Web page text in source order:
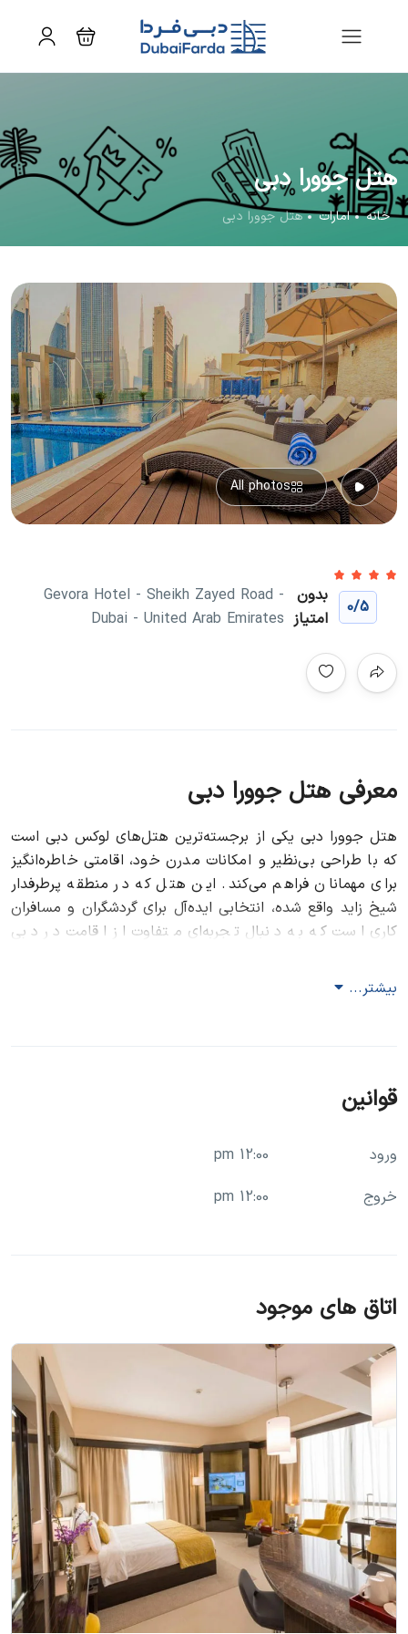
هتل جوورا دبی
خانه امارات هتل جوورا دبی
All photos
0/5
بدون
امتیاز
Gevora Hotel - Sheikh Zayed Road -
Dubai - United Arab Emirates
معرفی هتل جوورا دبی
هتل جوورا دبی یکی از برجسته‌ترین هتل‌های لوکس دبی است
که با طراحی بی‌نظیر و امکانات مدرن خود، اقامتی خاطره‌انگیز
برای مهمانان فراهم می‌کند. این هتل که در منطقه پرطرفدار
شیخ زاید واقع شده، انتخابی ایده‌آل برای گردشگران و مسافران
کاری است که به دنبال تجربه‌ای متفاوت از اقامت در دبی
موقعیت مکانی هتل جوورا دبی
است. این موقعیت به مهمانان امکان می‌دهد تا به راحتی به
مراکز خرید، مراکز تفریحی و جاذبه‌های تاریخی دسترسی داشته
طراحی و معماری هتل جوورا دبی
هتل جوورا دبی با طراحی منحصربه‌فرد خود که ترکیبی از
معماری سنتی عربی و امکانات مدرن است، یکی از خاص‌ترین
هتل‌های دبی به شمار می‌رود. این هتل با الهام از معماری
اسلامی و بهره‌گیری از فناوری‌های مدرن، تجربه‌ای بی‌نظیر برای
مهمانان فراهم می‌کند.
الهام‌گیری از معماری عربی
طراحی داخلی و خارجی هتل جوورا از معماری سنتی عربی الهام
گرفته و با استفاده از الگوها و رنگ‌های طبیعی، فضایی
آرامش‌بخش و دلپذیر برای مهمانان ایجاد کرده است.
بیشتر...
قوانین
ورود
12:00 pm
خروج
12:00 pm
اتاق های موجود